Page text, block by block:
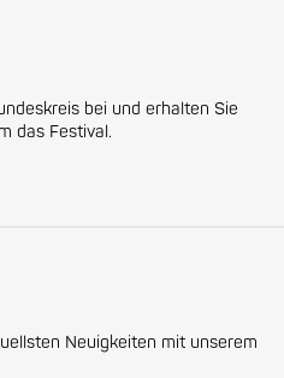
bei und erhalten Sie
das Festival.
Neuigkeiten mit unserem